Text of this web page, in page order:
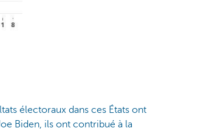
électoraux dans ces États ont
Biden, ils ont contribué à la